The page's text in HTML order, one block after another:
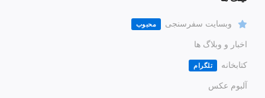
وبسایت سفرسنجی محبوب
اخبار و وبلاگ ها
کتابخانه تلگرام
آلبوم عکس